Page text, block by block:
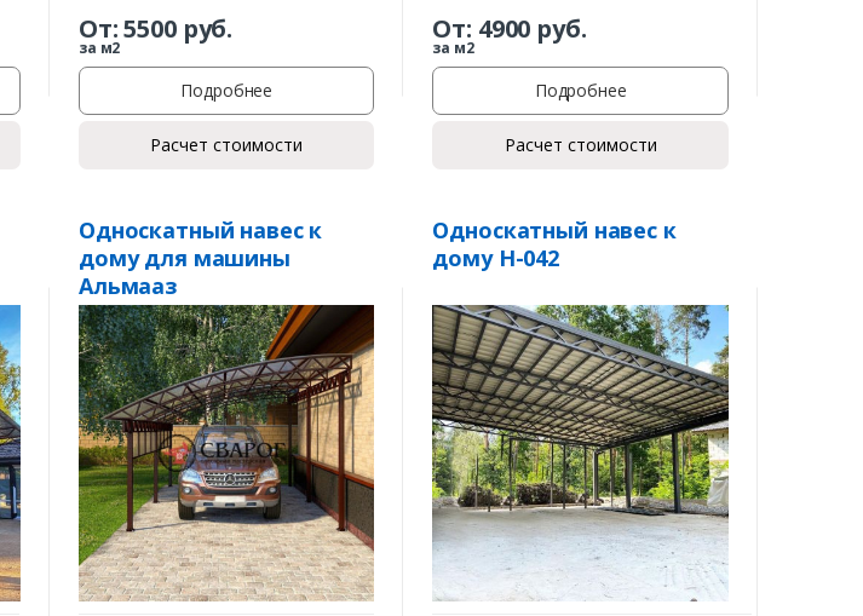
Заказать
От:5500руб.
за м2
Подробнее
Расчет стоимости
От: 4900 руб.
за м2
Подробнее
Расчет стоимости
Односкатный навес к
дому для машины
Альмааз
Односкатный навес к
дому Н-042